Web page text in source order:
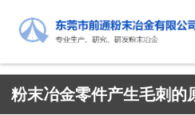
粉末冶金零件产生毛刺的